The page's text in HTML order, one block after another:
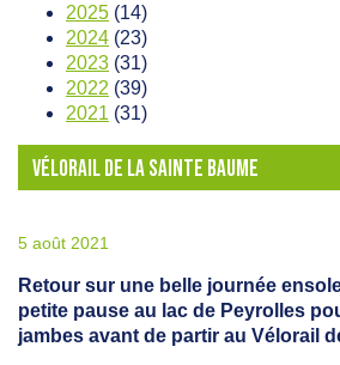
2025 (14)
2024 (23)
2023 (31)
2022 (39)
2021 (31)
VÉLORAIL DE LA SAINTE BAUME
5 août 2021
Retour sur une belle journée
petite pause au lac de Peyrolles
jambes avant de partir au Vélorail